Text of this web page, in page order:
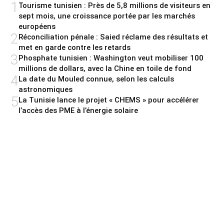
1 Tourisme tunisien : Près de 5,8 millions de visiteurs en
sept mois, une croissance portée par les marchés
européens
2Réconciliation pénale : Saied réclame des résultats et
met en garde contre les retards
3Phosphate tunisien : Washington veut mobiliser 100
millions de dollars, avec la Chine en toile de fond
4La date du Mouled connue, selon les calculs
astronomiques
5La Tunisie lance le projet « CHEMS » pour accélérer
l’accès des PME à l’énergie solaire